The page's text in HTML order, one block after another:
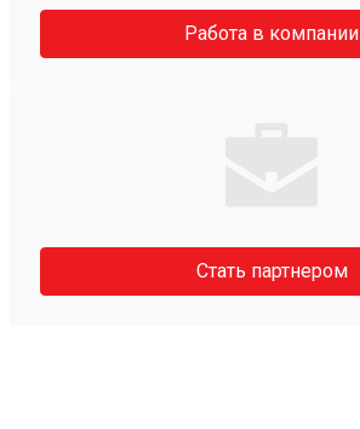
Работа в компании
Стать партнером